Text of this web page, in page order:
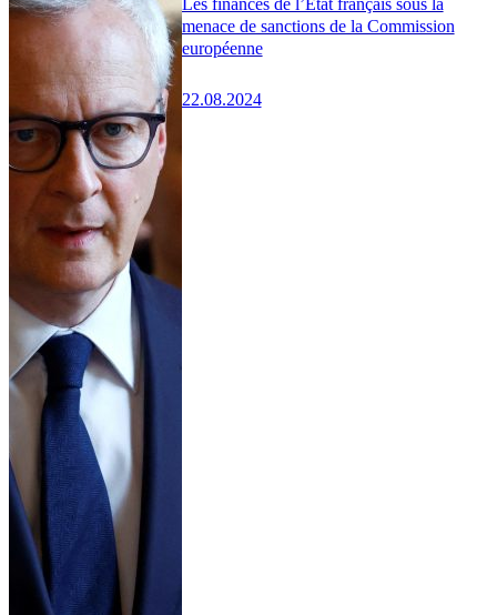
Les finances de l’État français sous la
menace de sanctions de la Commission
européenne
22.08.2024